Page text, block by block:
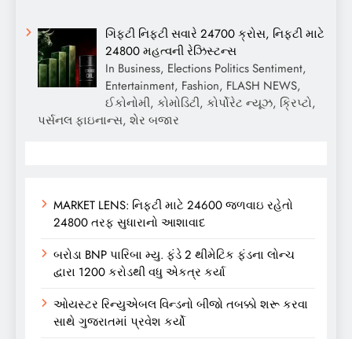
ગિફ્ટી નિફ્ટી સવારે 24700 ક્રોસ, નિફ્ટી માટે
24800 મહત્વની રેઝિસ્ટન્સ
In Business, Elections Politics Sentiment,
Entertainment, Fashion, FLASH NEWS,
ઈકોનોમી, કોમોડિટી, કોર્પોરેટ ન્યૂઝ, ક્રિપ્ટો,
પર્સનલ ફાઇનાન્સ, શેર બજાર
MARKET LENS: નિફ્ટી માટે 24600 જળવાઇ રહેતો
24800 તરફ સુધારાનો આશાવાદ
બરોડા BNP પારિબા મ્યુ. ફંડે 2 થીમેટિક ફંડના લોન્ચ
દ્વારા 1200 કરોડથી વધુ એકત્ર કર્યા
ઓયસ્ટર રિન્યુએબલ વિન્ડનો બીજો તબક્કો શરૂ કરવા
સાથે ગુજરાતમાં પ્રવેશ કર્યો